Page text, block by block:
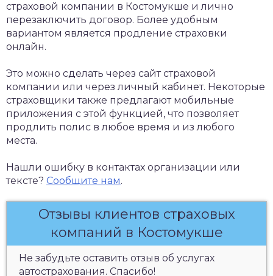
страховой компании в Костомукше и лично
перезаключить договор. Более удобным
вариантом является продление страховки
онлайн.
Это можно сделать через сайт страховой
компании или через личный кабинет. Некоторые
страховщики также предлагают мобильные
приложения с этой функцией, что позволяет
продлить полис в любое время и из любого
места.
Нашли ошибку в контактах организации или
тексте? Сообщите нам.
Отзывы клиентов страховых
компаний в Костомукше
Не забудьте оставить отзыв об услугах
автострахования. Спасибо!